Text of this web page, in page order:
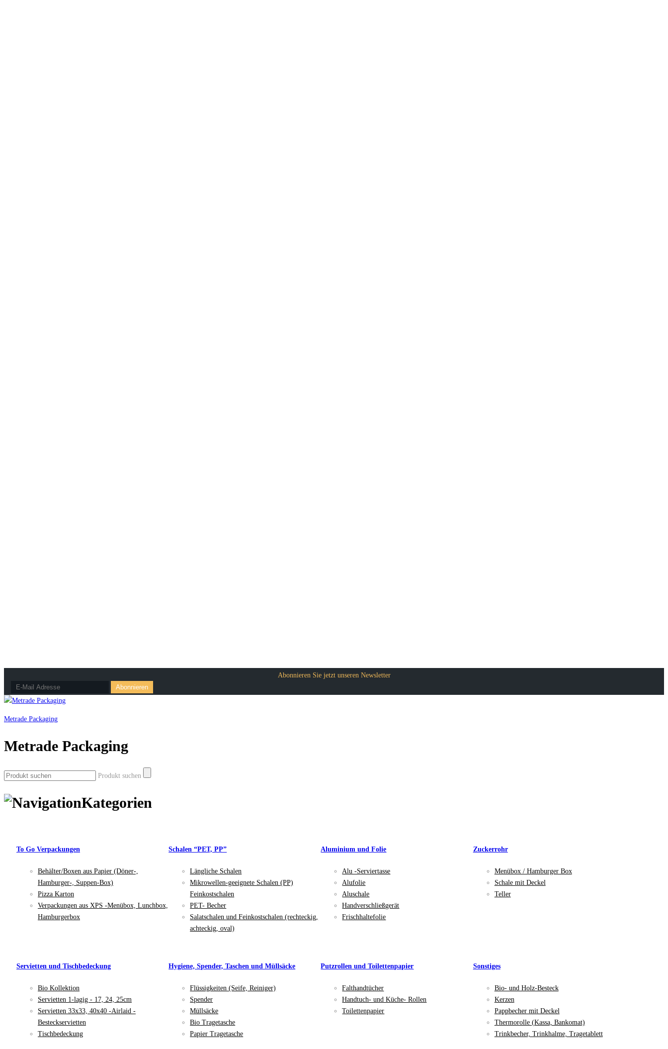
Abonnieren Sie jetzt unseren Newsletter
Metrade Packaging
Metrade Packaging
Produkt suchen
Kategorien
To Go Verpackungen
Behälter/Boxen aus Papier (Döner-,
Hamburger-, Suppen-Box)
Pizza Karton
Verpackungen aus XPS -Menübox, Lunchbox,
Hamburgerbox
Schalen “PET, PP”
Längliche Schalen
Mikrowellen-geeignete Schalen (PP)
Feinkostschalen
PET- Becher
Salatschalen und Feinkostschalen (rechteckig,
achteckig, oval)
Aluminium und Folie
Alu -Serviertasse
Alufolie
Aluschale
Handverschließgerät
Frischhaltefolie
Zuckerrohr
Menübox / Hamburger Box
Schale mit Deckel
Teller
Servietten und Tischbedeckung
Bio Kollektion
Servietten 1-lagig - 17, 24, 25cm
Servietten 33x33, 40x40 -Airlaid -
Besteckservietten
Tischbedeckung
Hygiene, Spender, Taschen und Müllsäcke
Flüssigkeiten (Seife, Reiniger)
Spender
Müllsäcke
Bio Tragetasche
Papier Tragetasche
Putzrollen und Toilettenpapier
Falthandtücher
Handtuch- und Küche- Rollen
Toilettenpapier
Sonstiges
Bio- und Holz-Besteck
Kerzen
Pappbecher mit Deckel
Thermorolle (Kassa, Bankomat)
Trinkbecher, Trinkhalme, Tragetablett